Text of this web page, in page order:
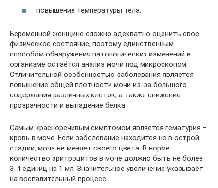
повышение температуры тела.
Беременной женщине сложно адекватно оценить своё
физическое состояние, поэтому единственным
способом обнаружения патологических изменений в
организме остаётся анализ мочи под микроскопом.
Отличительной особенностью заболевания является
повышение общей плотности мочи из-за большого
содержания различных клеток, а также снижение
прозрачности и выпадение белка.
Самым красноречивым симптомом является гематурия –
кровь в моче. Если заболевание находится не в острой
стадии, моча не меняет своего цвета. В норме
количество эритроцитов в моче должно быть не более
3-4 единиц на 1 мл. Значительное увеличение указывает
на воспалительный процесс.